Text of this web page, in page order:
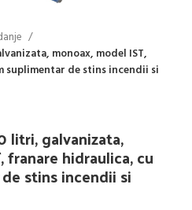
monoax, model IST,
suplimentar de stins incendii si
litri, galvanizata,
hidraulica, cu
stins incendii si